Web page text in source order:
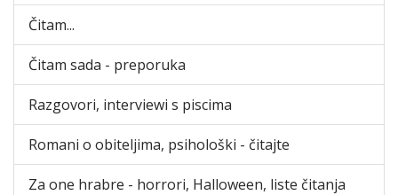
Čitam...
Čitam sada - preporuka
Razgovori, interviewi s piscima
Romani o obiteljima, psihološki - čitajte
Za one hrabre - horrori, Halloween, liste čitanja